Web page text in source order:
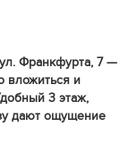
Франкфурта, 7 —
вложиться и
3 этаж,
дают ощущение